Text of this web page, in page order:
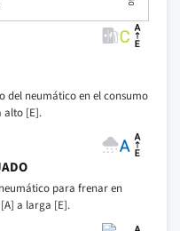
del neumático en el consumo
alto [E].
para frenar en
a larga [E].